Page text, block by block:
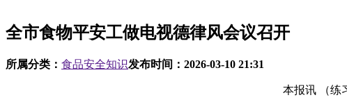
全市食物平安工做电视德律风会议召开
所属分类： 食品安全知识发布时间： 2026-03-10 21:31
本报讯 （练习